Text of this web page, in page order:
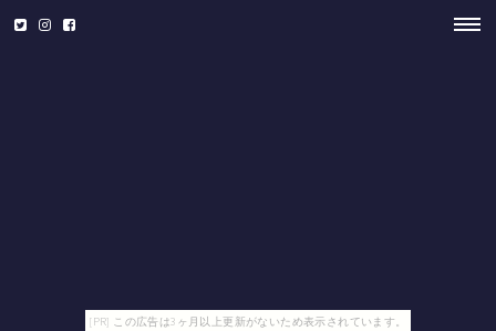
[PR] この広告は3ヶ月以上更新がないため表示されています。